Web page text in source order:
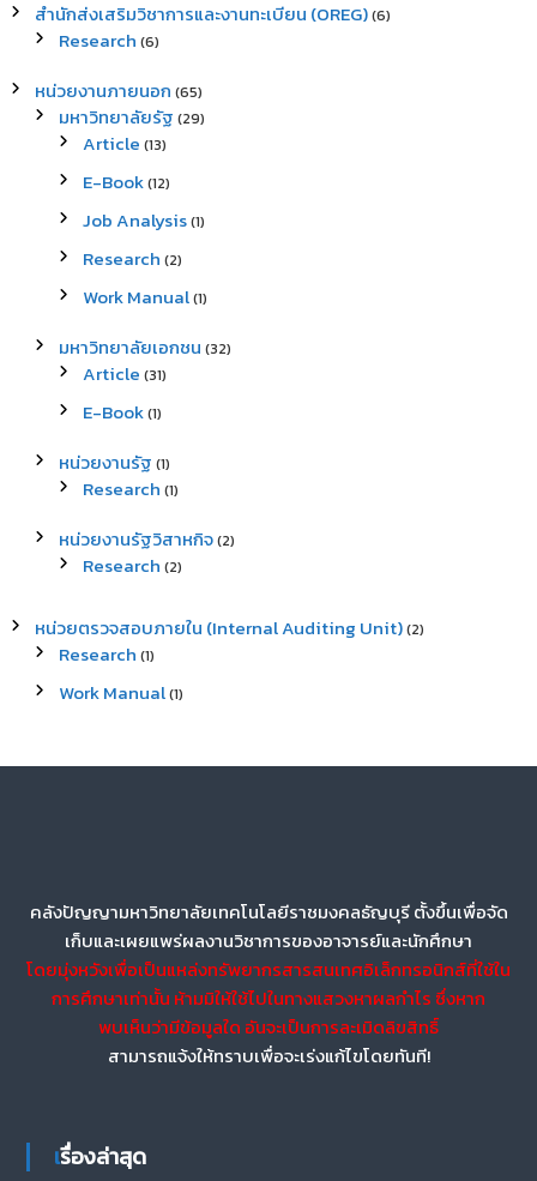
สำนักส่งเสริมวิชาการและงานทะเบียน (OREG)(6)
Research (6)
หน่วยงานภายนอก (65)
มหาวิทยาลัยรัฐ (29)
Article (13)
E-Book(12)
Job Analysis(1)
Research (2)
Work Manual(1)
มหาวิทยาลัยเอกชน (32)
Article (31)
E-Book(1)
หน่วยงานรัฐ (1)
Research (1)
หน่วยงานรัฐวิสาหกิจ(2)
Research (2)
หน่วยตรวจสอบภายใน (Internal Auditing Unit)(2)
Research (1)
Work Manual(1)
คลังปัญญามหาวิทยาลัยเทคโนโลยีราชมงคลธัญบุรี ตั้งขึ้นเพื่อจัด
เก็บและเผยแพร่ผลงานวิชาการของอาจารย์และนักศึกษา
โดยมุ่งหวังเพื่อเป็นแหล่งทรัพยากรสารสนเทศอิเล็กทรอนิกส์ที่ใช้ใน
การศึกษาเท่านั้น ห้ามมิให้ใช้ไปในทางแสวงหาผลกำไร ซึ่งหาก
พบเห็นว่ามีข้อมูลใด อันจะเป็นการละเมิดลิขสิทธิ์
สามารถแจ้งให้ทราบเพื่อจะเร่งแก้ไขโดยทันที!
เรื่องล่าสุด